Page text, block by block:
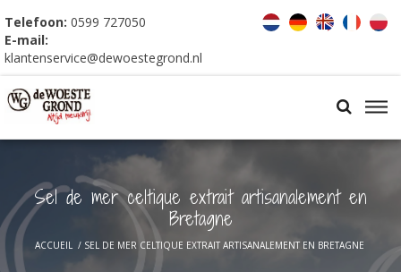
Telefoon: 0599 727050
E-mail:
klantenservice@dewoestegrond.nl
Sel de mer celtique extrait artisanalement en
Bretagne
ACCUEIL / SEL DE MER CELTIQUE EXTRAIT ARTISANALEMENT EN BRETAGNE